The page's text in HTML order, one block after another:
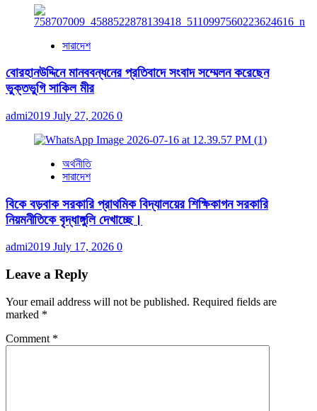
সারাদেশ
বোরহানউদ্দিনে মানববন্ধনের প্রতিবাদে সংবাদ সম্মেলন করেছেন
ভুক্তভুগি সাকিল মীর
admi2019 July 27, 2026 0
অর্থনীতি
সারাদেশ
বিকে বড়বাক সরকারি প্রাথমিক বিদ্যালয়ের শিক্ষিকাগন সরকারি
নিয়মনীতিকে বৃদ্ধাঙ্গুলি দেখাচ্ছে।
admi2019 July 17, 2026 0
Leave a Reply
Your email address will not be published. Required fields are
marked *
Comment *